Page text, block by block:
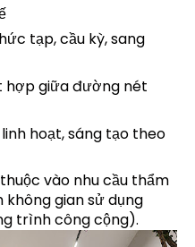
tạp, cầu kỳ, sang
hợp giữa đường nét
hoạt, sáng tạo theo
vào nhu cầu thẩm
không gian sử dụng
trình công cộng).